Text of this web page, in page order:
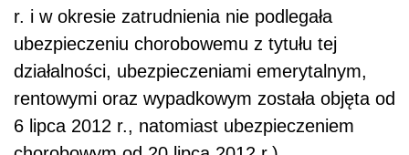
r. i w okresie zatrudnienia nie podlegała
ubezpieczeniu chorobowemu z tytułu tej
działalności, ubezpieczeniami emerytalnym,
rentowymi oraz wypadkowym została objęta od
6 lipca 2012 r., natomiast ubezpieczeniem